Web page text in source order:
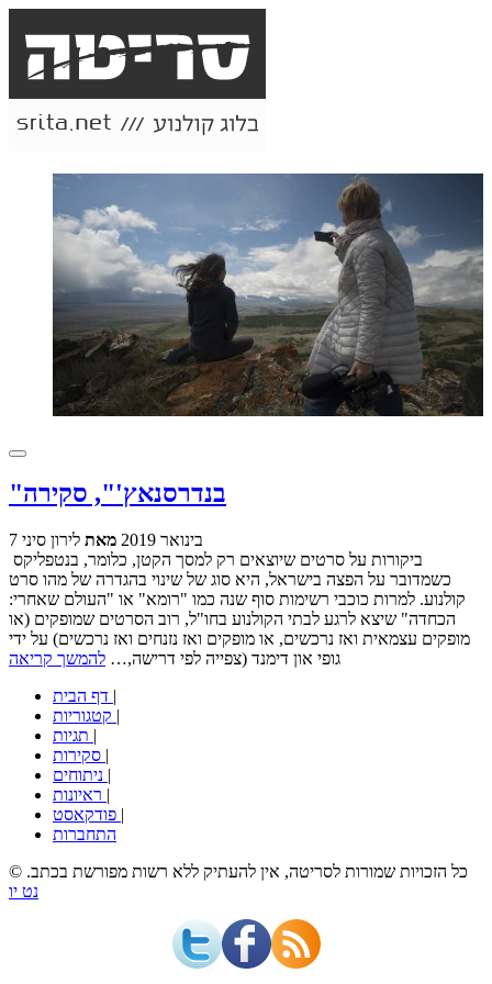
"בנדרסנאץ'", סקירה
7 בינואר 2019 מאת לירון סיני
כשמדובר על הפצה בישראל, היא סוג של שינוי בהגדרה של מהו סרט
קולנוע. למרות כוכבי רשימות סוף שנה כמו "רומא" או "העולם שאחרי:
הכחדה" שיצא לרגע לבתי הקולנוע בחו"ל, רוב הסרטים שמופקים (או
מופקים עצמאית ואז נרכשים, או מופקים ואז נזנחים ואז נרכשים) על ידי
גופי און דימנד (צפייה לפי דרישה,… להמשך קריאה
|
|
|
|
|
|
|
התחברות
© כל הזכויות שמורות לסריטה, אין להעתיק ללא רשות מפורשת בכתב.
נט יו